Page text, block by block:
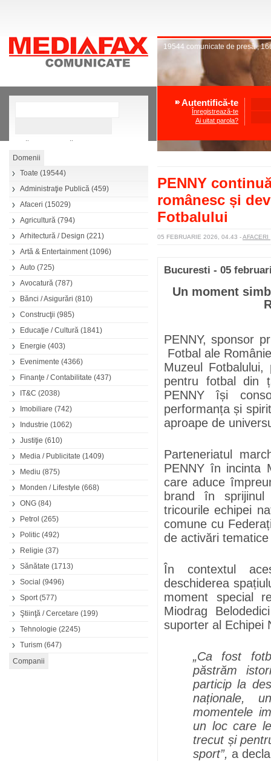
Căutare avansată
Toate (19544)
Administraţie Publică (459)
Afaceri (15029)
Agricultură (794)
Arhitectură / Design (221)
Artă & Entertainment(1096)
Auto (725)
Avocatură (787)
Bănci / Asigurări (810)
Construcţii (985)
Educaţie / Cultură (1841)
Energie (403)
Evenimente (4366)
Finanţe / Contabilitate (437)
IT&C (2038)
Imobiliare (742)
Industrie (1062)
Justiţie (610)
Media / Publicitate (1409)
Mediu (875)
Monden / Lifestyle (668)
ONG (84)
Petrol (265)
Politic (492)
Religie (37)
Sănătate (1713)
Social (9496)
Sport(577)
Ştiinţă / Cercetare (199)
Tehnologie (2245)
Turism (647)
19544 comunicate de presă,
Autentifică-te
Înregistrează-te
Ai uitat parola?
PENNY
românesc și
Fotbalului
05 FEBRUARIE 2026, 04.43 -AFACERI
Bucuresti - 05
Un moment
PENNY, sponsor
Fotbal ale
Muzeul
pentru fotbal din
PENNY își
performanța și
aproape de
Parteneriatul
PENNY în incinta
care aduce
brand în sprijinul
tricourile echipei
comune cu
de activări
În contextul
deschiderea
moment special
Miodrag
suporter al Echipei
„Ca fost
păstrăm
particip la
naționale,
momentele
un loc care
trecut și
sport”, a